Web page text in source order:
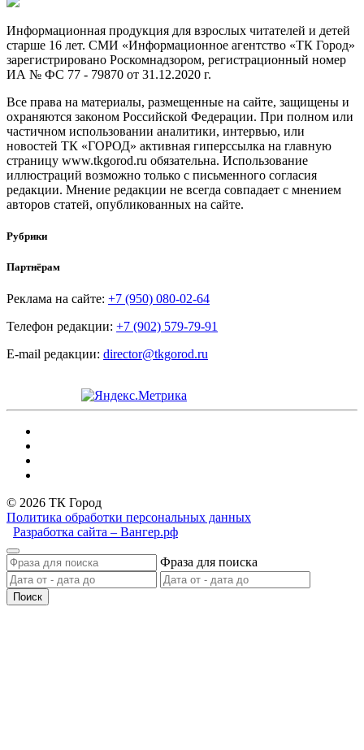
Информационная продукция для взрослых читателей и детей
старше 16 лет. СМИ «Информационное агентство «ТК Город»
зарегистрировано Роскомнадзором, регистрационный номер
ИА № ФС 77 - 79870 от 31.12.2020 г.
Все права на материалы, размещенные на сайте, защищены и
охраняются законом Российской Федерации. При полном или
частичном использовании аналитики, интервью, или
новостей ТК «ГОРОД» активная гиперссылка на главную
страницу www.tkgorod.ru обязательна. Использование
иллюстраций возможно только с письменного согласия
редакции. Мнение редакции не всегда совпадает с мнением
авторов статей, опубликованных на сайте.
Рубрики
Партнёрам
Реклама на сайте: +7 (950) 080-02-64
Телефон редакции: +7 (902) 579-79-91
E-mail редакции: director@tkgorod.ru
© 2026 ТК Город
Политика обработки персональных данных
Разработка сайта – Вангер.рф
Фраза для поиска
Поиск